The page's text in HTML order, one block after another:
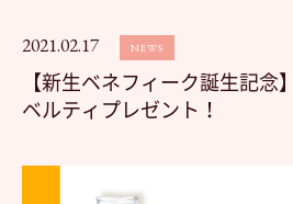
2021.02.17 NEWS
【新生ベネフィーク誕生記念
ベルティプレゼント！